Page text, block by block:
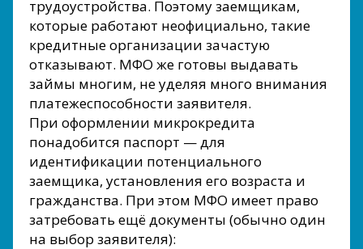
трудоустройства. Поэтому заемщикам,
которые работают неофициально, такие
кредитные организации зачастую
отказывают. МФО же готовы выдавать
займы многим, не уделяя много внимания
платежеспособности заявителя.
При оформлении микрокредита
понадобится паспорт — для
идентификации потенциального
заемщика, установления его возраста и
гражданства. При этом МФО имеет право
затребовать ещё документы (обычно один
на выбор заявителя):